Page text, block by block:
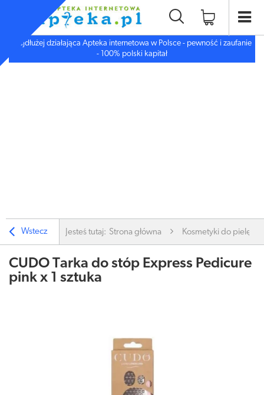
Najdłużej działająca Apteka internetowa w Polsce - pewność i zaufanie
- 100% polski kapitał
Wstecz Jesteś tutaj: Strona główna Kosmetyki do
CUDO Tarka do stóp Express Pedicure
pink x 1 sztuka